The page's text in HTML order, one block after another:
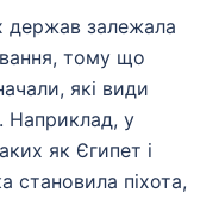
держав залежала
тому що
які види
Наприклад, у
як Єгипет і
становила піхота,